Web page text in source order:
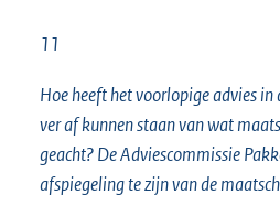
11
Hoe heeft het voorlopige advies in
ver af kunnen staan van wat
geacht? De Adviescommissie
afspiegeling te zijn van de